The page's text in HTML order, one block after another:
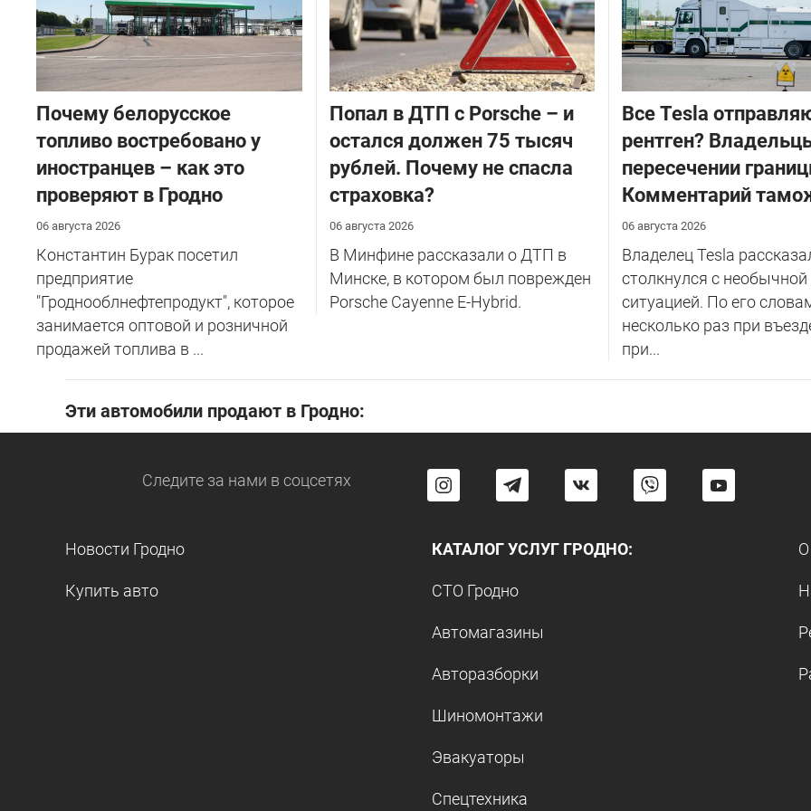
Почему белорусское
топливо востребовано у
иностранцев – как это
проверяют в Гродно
06 августа 2026
Константин Бурак посетил
предприятие
"Гроднооблнефтепродукт", которое
занимается оптовой и розничной
продажей топлива в ...
​Попал в ДТП с Porsche – и
остался должен 75 тысяч
рублей. Почему не спасла
страховка?
06 августа 2026
В Минфине рассказали о ДТП в
Минске, в котором был поврежден
Porsche Cayenne E-Hybrid.
Все Tesla
рентген?
пересечении
Комментарий
06 августа 2026
Владелец Tesla
столкнулся с необычной
ситуацией. По его
несколько раз при
при...
Эти автомобили продают в Гродно:
Следите за нами в соцсетях
Новости Гродно
Купить авто
КАТАЛОГ УСЛУГ ГРОДНО:
СТО Гродно
Автомагазины
Авторазборки
Шиномонтажи
Эвакуаторы
Спецтехника